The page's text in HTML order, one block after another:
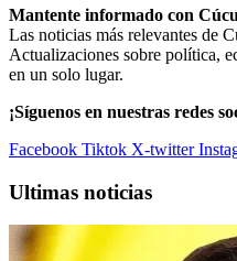
Mantente informado con
Las noticias más relevantes de
Actualizaciones sobre política,
en un solo lugar.
¡Síguenos en nuestras redes
Facebook Tiktok X-twitter
Ultimas noticias